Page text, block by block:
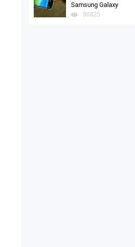
Samsung Galaxy
98825